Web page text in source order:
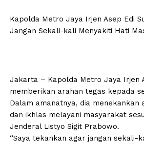
Kapolda Metro Jaya Irjen Asep Edi
Jangan Sekali-kali Menyakiti Hati
Jakarta – Kapolda Metro Jaya Irjen
memberikan arahan tegas kepada
Dalam amanatnya, dia menekankan
dan ikhlas melayani masyarakat
Jenderal Listyo Sigit Prabowo.
“Saya tekankan agar jangan sekali-